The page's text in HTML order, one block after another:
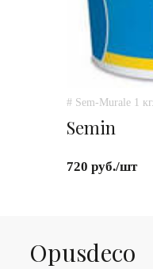
# Sem-Murale 1 кг.
Semin
720 руб./шт
Оpusdeco